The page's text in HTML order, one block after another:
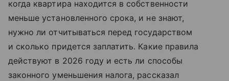
когда квартира находится в собственности
меньше установленного срока, и не знают,
нужно ли отчитываться перед государством
и сколько придется заплатить. Какие правила
действуют в 2026 году и есть ли способы
законного уменьшения налога, рассказал